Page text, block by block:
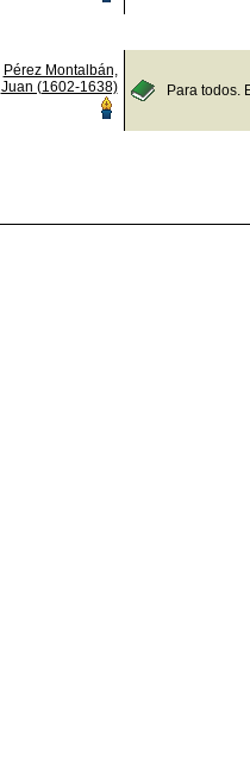
Pérez Montalbán,
Juan (1602-1638)
Para todos.